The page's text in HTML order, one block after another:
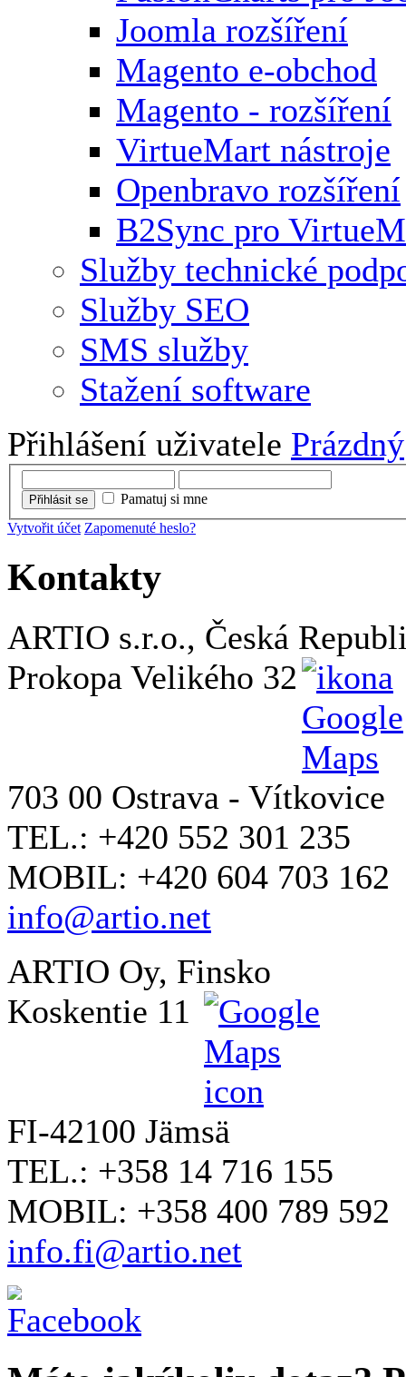
Joomla rozšíření
Magento e-obchod
Magento - rozšíření
VirtueMart nástroje
Openbravo rozšíření
B2Sync pro
Služby technické
Služby SEO
SMS služby
Stažení software
Přihlášení uživatele Prázdný
Přihlásit se
Pamatuj si mne
Vytvořit účet Zapomenuté heslo?
Kontakty
ARTIO s.r.o., Česká
Prokopa Velikého 32
703 00 Ostrava - Vítkovice
TEL.: +420 552 301 235
MOBIL: +420 604 703 162
info@artio.net
ARTIO Oy, Finsko
Koskentie 11
FI-42100 Jämsä
TEL.: +358 14 716 155
MOBIL: +358 400 789 592
info.fi@artio.net